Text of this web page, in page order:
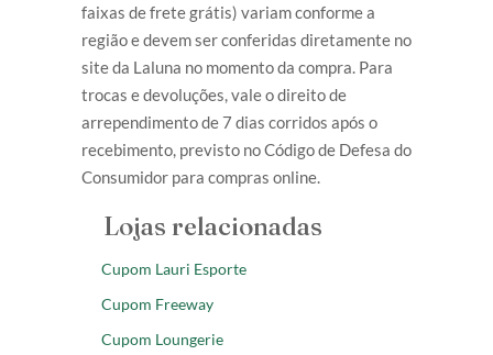
faixas de frete grátis) variam conforme a
região e devem ser conferidas diretamente no
site da Laluna no momento da compra. Para
trocas e devoluções, vale o direito de
arrependimento de 7 dias corridos após o
recebimento, previsto no Código de Defesa do
Consumidor para compras online.
Lojas relacionadas
Cupom Lauri Esporte
Cupom Freeway
Cupom Loungerie